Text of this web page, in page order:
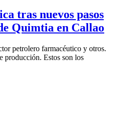
tras nuevos pasos
Quimtia en Callao
petrolero farmacéutico y otros.
producción. Estos son los